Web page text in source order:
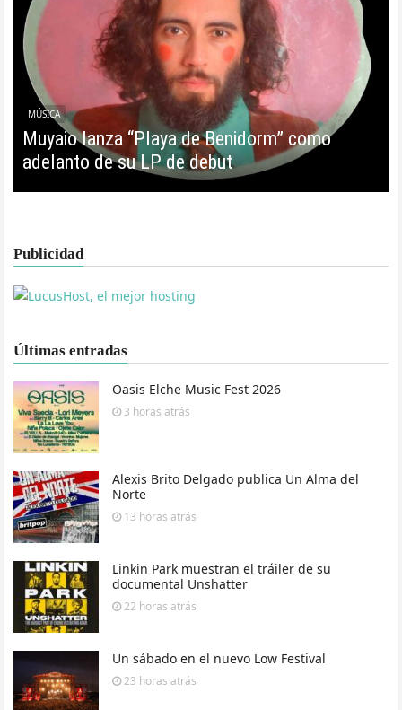
MÚSICA
Muyaio lanza “Playa de Benidorm” como
adelanto de su LP de debut
Publicidad
Últimas entradas
Oasis Elche Music Fest 2026
3 horas atrás
Alexis Brito Delgado publica Un Alma del
Norte
13 horas atrás
Linkin Park muestran el tráiler de su
documental Unshatter
22 horas atrás
Un sábado en el nuevo Low Festival
23 horas atrás